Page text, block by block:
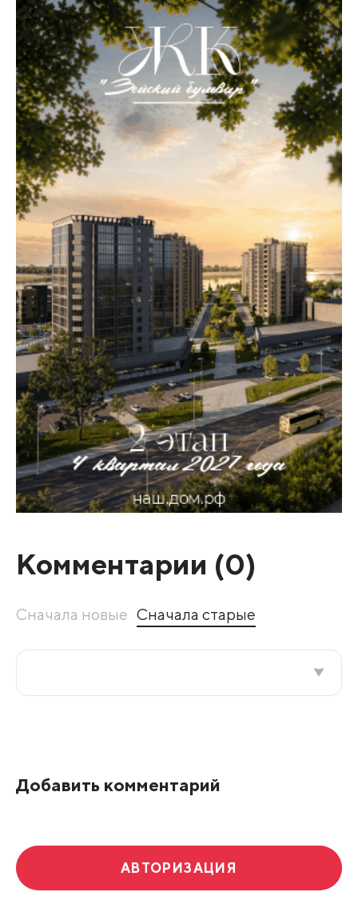
Комментарии (0)
Сначала новые Сначала старые
Добавить комментарий
АВТОРИЗАЦИЯ